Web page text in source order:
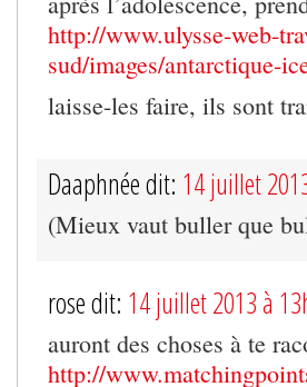
http://www.ulysse-web-
sud/images/antarctique-
laisse-les faire, ils sont
Daaphnée dit: 14 juillet
(Mieux vaut buller que
rose dit: 14 juillet 2013 à
auront des choses à te
http://